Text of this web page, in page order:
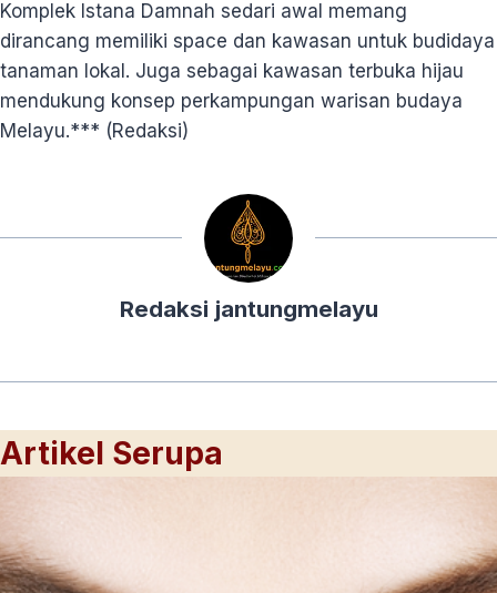
Komplek Istana Damnah sedari awal memang
dirancang memiliki space dan kawasan untuk budidaya
tanaman lokal. Juga sebagai kawasan terbuka hijau
mendukung konsep perkampungan warisan budaya
Melayu.*** (Redaksi)
Redaksi jantungmelayu
Artikel Serupa